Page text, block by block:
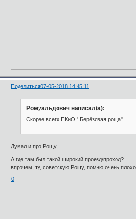
Поделиться07-05-2018 14:45:11
Ромуальдович написал(а):
Скорее всего ПКиО " Берёзовая роща".
Думал и про Рощу..
А где там был такой широкий проезд/проход?..
впрочем, ту, советскую Рощу, помню очень плохо.
0